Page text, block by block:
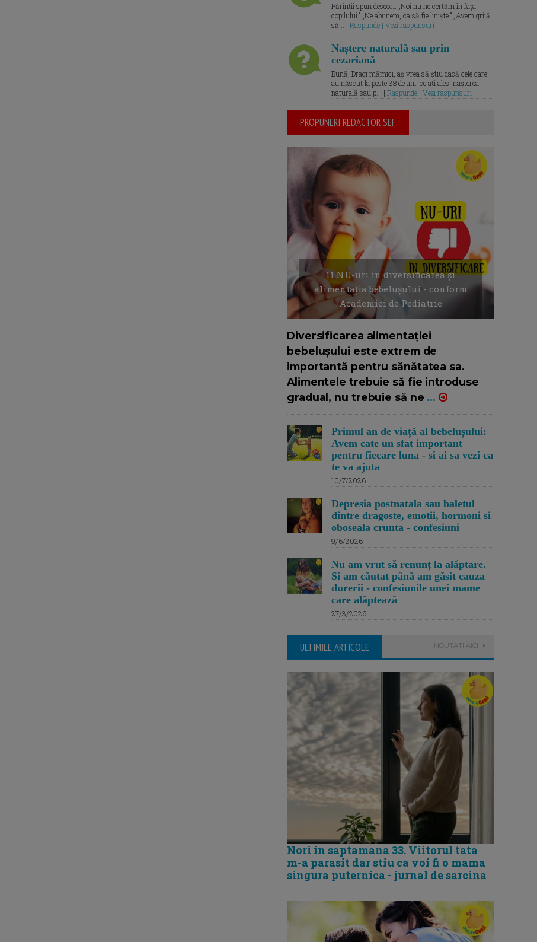
Părinții spun deseori: „Noi nu ne certăm în fața
copilului.” „Ne abținem, ca să fie liniște.” „Avem grijă
să... | Raspunde | Vezi raspunsuri
Naștere naturală sau prin
cezariană
Bună, Dragi mămici, aș vrea să știu dacă cele care
au născut la peste 38 de ani, ce ați ales: nașterea
naturală sau p... | Raspunde | Vezi raspunsuri
PROPUNERI REDACTOR SEF
11 NU-uri in diversificarea și
alimentația bebelușului - conform
Academiei de Pediatrie
Diversificarea alimentației
bebelușului este extrem de
importantă pentru sănătatea sa.
Alimentele trebuie să fie introduse
gradual, nu trebuie să ne ...
Primul an de viață al bebelușului:
Avem cate un sfat important
pentru fiecare luna - si ai sa vezi ca
te va ajuta
10/7/2026
Depresia postnatala sau baletul
dintre dragoste, emotii, hormoni si
oboseala crunta - confesiuni
9/6/2026
Nu am vrut să renunț la alăptare.
Si am căutat până am găsit cauza
durerii - confesiunile unei mame
care alăptează
27/3/2026
ULTIMILE ARTICOLE NOUTATI AICI
Nori in saptamana 33. Viitorul tata
m-a parasit dar stiu ca voi fi o mama
singura puternica - jurnal de sarcina